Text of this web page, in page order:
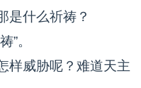
是什么祈祷？
。
样威胁呢？难道天主